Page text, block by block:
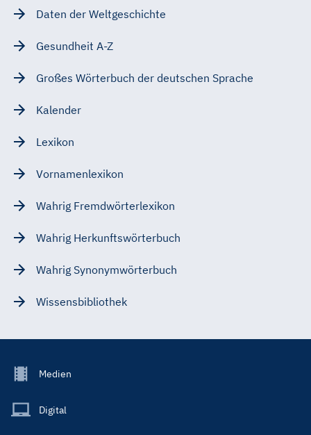
Daten der Weltgeschichte
Gesundheit A-Z
Großes Wörterbuch der deutschen Sprache
Kalender
Lexikon
Vornamenlexikon
Wahrig Fremdwörterlexikon
Wahrig Herkunftswörterbuch
Wahrig Synonymwörterbuch
Wissensbibliothek
Footer
Main
Medien
Digital